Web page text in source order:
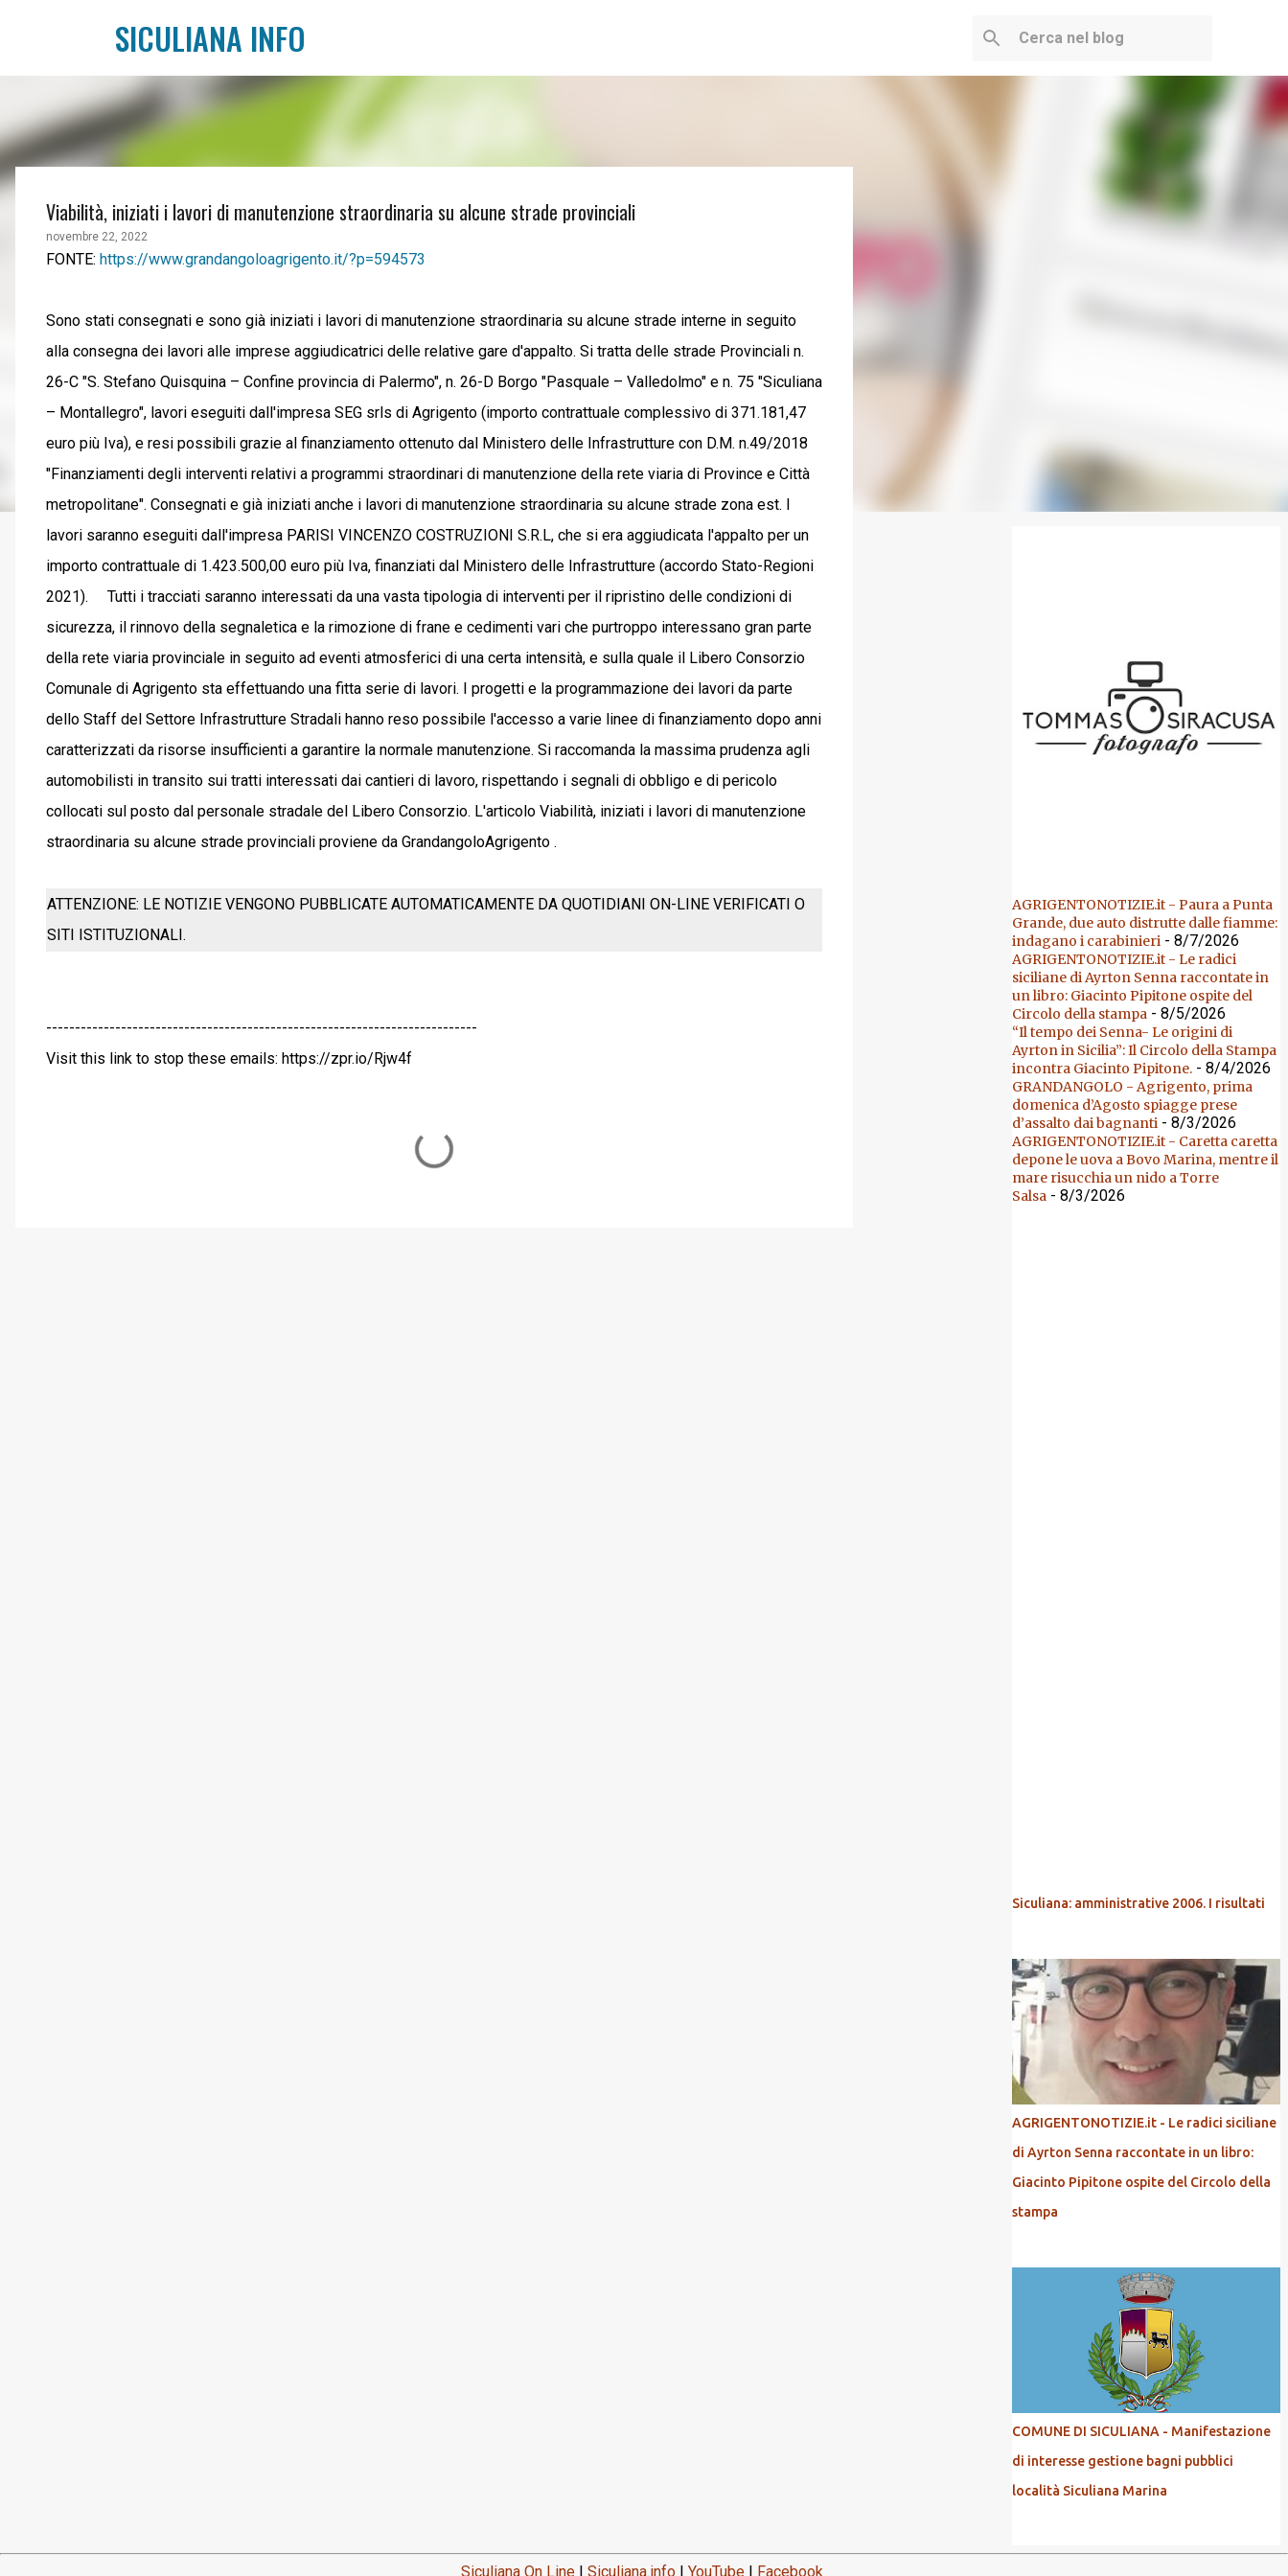
SICULIANA INFO
Viabilità, iniziati i lavori di manutenzione straordinaria su alcune strade provinciali
novembre 22, 2022
FONTE: https://www.grandangoloagrigento.it/?p=594573
Sono stati consegnati e sono già iniziati i lavori di manutenzione straordinaria su alcune strade interne in seguito
alla consegna dei lavori alle imprese aggiudicatrici delle relative gare d'appalto. Si tratta delle strade Provinciali n.
26-C "S. Stefano Quisquina – Confine provincia di Palermo", n. 26-D Borgo "Pasquale – Valledolmo" e n. 75 "Siculiana
– Montallegro", lavori eseguiti dall'impresa SEG srls di Agrigento (importo contrattuale complessivo di 371.181,47
euro più Iva), e resi possibili grazie al finanziamento ottenuto dal Ministero delle Infrastrutture con D.M. n.49/2018
"Finanziamenti degli interventi relativi a programmi straordinari di manutenzione della rete viaria di Province e Città
metropolitane". Consegnati e già iniziati anche i lavori di manutenzione straordinaria su alcune strade zona est. I
lavori saranno eseguiti dall'impresa PARISI VINCENZO COSTRUZIONI S.R.L, che si era aggiudicata l'appalto per un
importo contrattuale di 1.423.500,00 euro più Iva, finanziati dal Ministero delle Infrastrutture (accordo Stato-Regioni
2021). Tutti i tracciati saranno interessati da una vasta tipologia di interventi per il ripristino delle condizioni di
sicurezza, il rinnovo della segnaletica e la rimozione di frane e cedimenti vari che purtroppo interessano gran parte
della rete viaria provinciale in seguito ad eventi atmosferici di una certa intensità, e sulla quale il Libero Consorzio
Comunale di Agrigento sta effettuando una fitta serie di lavori. I progetti e la programmazione dei lavori da parte
dello Staff del Settore Infrastrutture Stradali hanno reso possibile l'accesso a varie linee di finanziamento dopo anni
caratterizzati da risorse insufficienti a garantire la normale manutenzione. Si raccomanda la massima prudenza agli
automobilisti in transito sui tratti interessati dai cantieri di lavoro, rispettando i segnali di obbligo e di pericolo
collocati sul posto dal personale stradale del Libero Consorzio. L'articolo Viabilità, iniziati i lavori di manutenzione
straordinaria su alcune strade provinciali proviene da GrandangoloAgrigento .
ATTENZIONE: LE NOTIZIE VENGONO PUBBLICATE AUTOMATICAMENTE DA QUOTIDIANI ON-LINE VERIFICATI O
SITI ISTITUZIONALI.
---------------------------------------------------------------------------
Visit this link to stop these emails: https://zpr.io/Rjw4f
AGRIGENTONOTIZIE.it - Paura a Punta
Grande, due auto distrutte dalle fiamme:
indagano i carabinieri - 8/7/2026
AGRIGENTONOTIZIE.it - Le radici
siciliane di Ayrton Senna raccontate in
un libro: Giacinto Pipitone ospite del
Circolo della stampa - 8/5/2026
“Il tempo dei Senna- Le origini di
Ayrton in Sicilia”: Il Circolo della Stampa
incontra Giacinto Pipitone. - 8/4/2026
GRANDANGOLO - Agrigento, prima
domenica d’Agosto spiagge prese
d’assalto dai bagnanti - 8/3/2026
AGRIGENTONOTIZIE.it - Caretta caretta
depone le uova a Bovo Marina, mentre il
mare risucchia un nido a Torre
Salsa - 8/3/2026
Siculiana: amministrative 2006. I risultati
AGRIGENTONOTIZIE.it - Le radici siciliane
di Ayrton Senna raccontate in un libro:
Giacinto Pipitone ospite del Circolo della
stampa
COMUNE DI SICULIANA - Manifestazione
di interesse gestione bagni pubblici
località Siculiana Marina
Siculiana On Line | Siculiana.info | YouTube | Facebook